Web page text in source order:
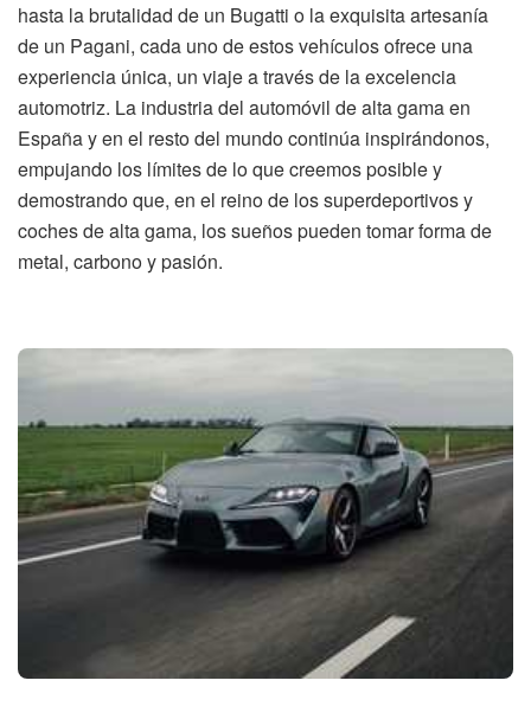
hasta la brutalidad de un Bugatti o la exquisita artesanía
de un Pagani, cada uno de estos vehículos ofrece una
experiencia única, un viaje a través de la excelencia
automotriz. La industria del automóvil de alta gama en
España y en el resto del mundo continúa inspirándonos,
empujando los límites de lo que creemos posible y
demostrando que, en el reino de los superdeportivos y
coches de alta gama, los sueños pueden tomar forma de
metal, carbono y pasión.